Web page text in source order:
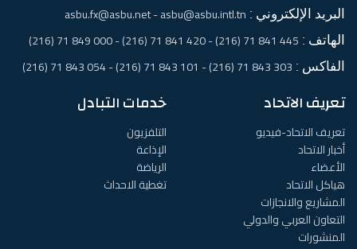
البريد الإلكتروني : asbu.fx@asbu.net - asbu@asbu.intl.tn
الهاتف : 445 841 71 (216) - 420 841 71 (216) - 000 849 71 (216)
الفاكس : 303 843 71 (216) - 101 843 71 (216) - 054 843 71 (216)
تعريف الاتحاد
تعريف الاتحاد-فيديو
أخبار الاتحاد
الأعضاء
هياكل الاتحاد
المشاريع والانجازات
التعاون العربي والدولي
المنشورات
خدمات التبادل
التلفزيون
الإذاعة
الرياضة
تغطية الاحداث